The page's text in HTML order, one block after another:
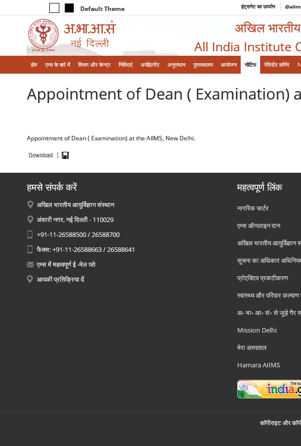
Default Theme इंट्रानेट का उपयोग
अखिल
All India Institute
होम एम्‍स के बारे में विभाग और केन्‍द्र निविदाएं अपॉइंटमेंट अनुसंधान पुस्तकालय आयोजन नोटिस रेसिडेंट कॉर्नर
Appointment of Dean ( Examination)
Appointment of Dean ( Examination) at the AIIMS, New Delhi.
हमसे संपर्क करें
अखिल भारतीय आयुर्विज्ञान संस्थान
अंसारी नगर, नई दिल्ली - 110029
+91-11-26588500 / 26588700
फैक्स: +91-11-26588663 / 26588641
एम्स में महत्वपूर्ण ई -मेल पते
आपकी प्रतिक्रिया दें
महत्वपूर्ण लिंक
नागरिक चार्टर
एम्स ऑनलाइन दान
अखिल भारतीय आयुर्विज्ञान
सूचना का अधिकार
प्रोएक्टिव प्रकटीकरण
स्वास्थ्य और परिवार
अ॰ भा॰ आ॰ सं॰ से जुड़े गैर
Mission Delhi
मेरा अस्पताल
Hamara AIIMS
कॉपीराइट और